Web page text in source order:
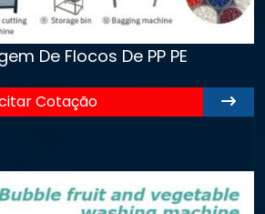
De Flocos De PP PE
Cotação